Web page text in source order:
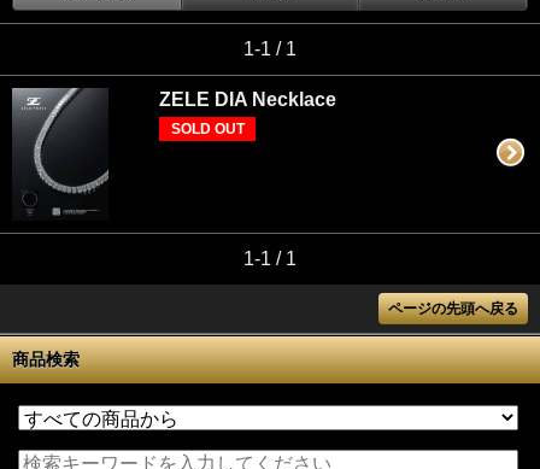
1-1 / 1
ZELE DIA Necklace
SOLD OUT
1-1 / 1
ページの先頭へ戻る
商品検索